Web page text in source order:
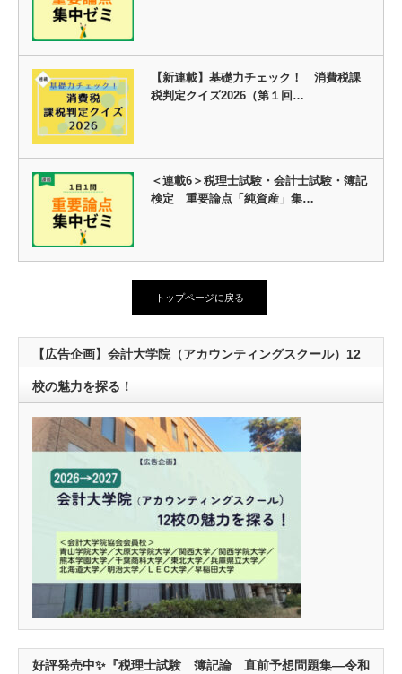
【新連載】基礎力チェック！ 消費税課
税判定クイズ2026（第１回…
＜連載6＞税理士試験・会計士試験・簿記
検定 重要論点「純資産」集…
トップページに戻る
【広告企画】会計大学院（アカウンティングスクール）12
校の魅力を探る！
好評発売中✨『税理士試験 簿記論 直前予想問題集―令和